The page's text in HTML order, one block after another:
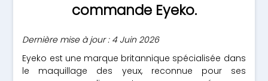
commande Eyeko.
Dernière mise à jour : 4 Juin 2026
Eyeko est une marque britannique spécialisée dans
le maquillage des yeux, reconnue pour ses